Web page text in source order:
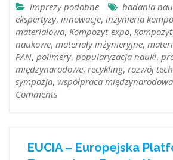
imprezy podobne badania
ekspertyzy, innowacje, inżynieria
materiałowa, Kompozyt-expo,
naukowe, materiały inżynieryjne,
PAN, polimery, popularyzacja nauki,
międzynarodowe, recykling, rozwój
sympozja, współpraca międzynarodowa
Comments
EUCIA – Europejska